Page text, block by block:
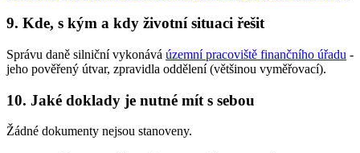
9. Kde, s kým a kdy životní situaci řešit
Správu daně silniční vykonává územní pracoviště finančního úřadu -
jeho pověřený útvar, zpravidla oddělení (většinou vyměřovací).
10. Jaké doklady je nutné mít s sebou
Žádné dokumenty nejsou stanoveny.